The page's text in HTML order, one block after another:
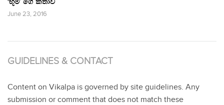
June 23, 2016
GUIDELINES & CONTACT
Content on Vikalpa is governed by site guidelines. Any
submission or comment that does not match these